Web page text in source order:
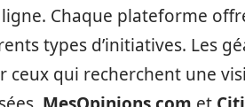
ligne. Chaque plateforme
types d’initiatives. Les
ceux qui recherchent une